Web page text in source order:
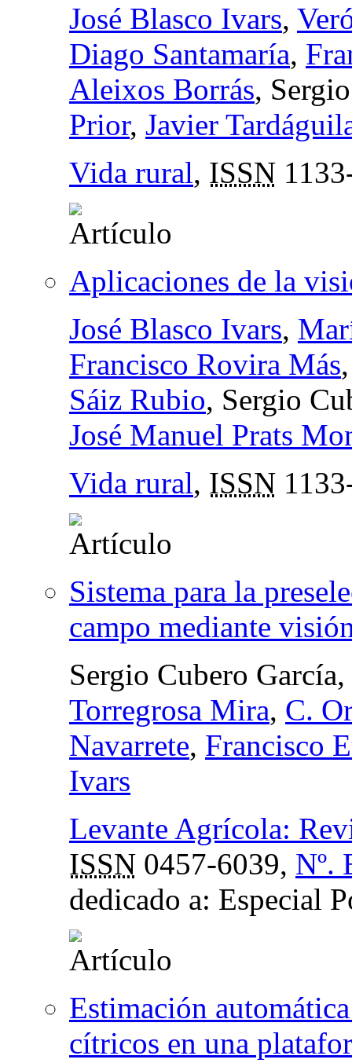
José Blasco Ivars,
Diago Santamaría,
Aleixos Borrás,
Prior, Javier
Vida rural, ISSN
Aplicaciones de la
José Blasco Ivars,
Francisco Rovira Más
Sáiz Rubio, Sergio
José Manuel Prats
Vida rural, ISSN
Sistema para la
campo mediante
Sergio Cubero García,
Torregrosa Mira, C.
Navarrete, Francisco
Ivars
Levante Agrícola:
ISSN 0457-6039, Nº.
dedicado a: Especial
Estimación
cítricos en una